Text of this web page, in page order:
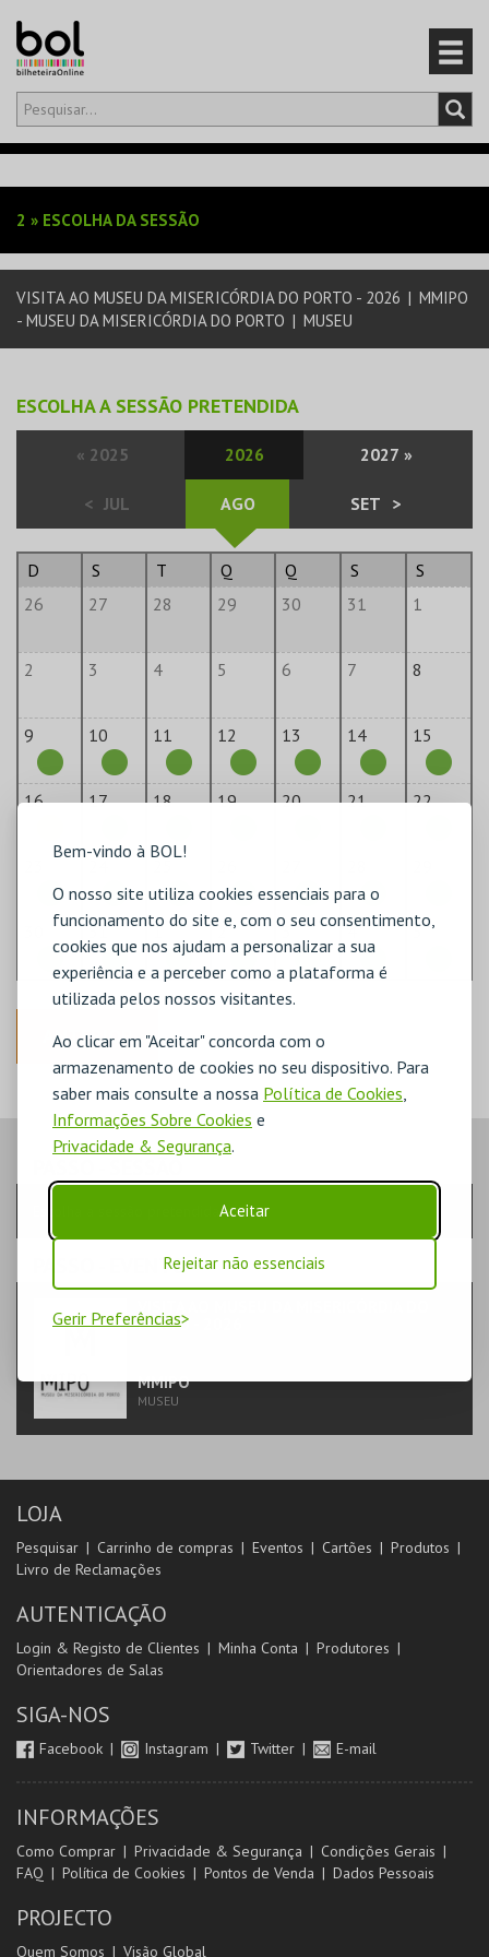
Bem-vindo à BOL!
O nosso site utiliza cookies essenciais para o
funcionamento do site e, com o seu consentimento,
cookies que nos ajudam a personalizar a sua
experiência e a perceber como a plataforma é
utilizada pelos nossos visitantes.
Ao clicar em "Aceitar" concorda com o
armazenamento de cookies no seu dispositivo. Para
saber mais consulte a nossa Política de Cookies
Informações Sobre Cookies e
Privacidade & Segurança.
Aceitar
Rejeitar não essenciais
Gerir Preferências
Olá,iniciar sessão
EVENTOS
CARTÕES
2 » ESCOLHA DA SESSÃO
VISITA AO MUSEU DA MISERICÓRDIA DO PORTO - 2026 | MMIPO
- MUSEU DA MISERICÓRDIA DO PORTO | MUSEU
ESCOLHA A SESSÃO PRETENDIDA
« 2025 2026 2027 »
< JUL AGO SET >
D S T Q Q S
S
26
27 28 29 30 31 1
2 3 4 5 6 7 8
9 10 11 12 13 14 15
16 17 18 19 20 21 22
31 1 2 3 4 5
ANTERIOR
- EVENTO
VISITA AO MUSEU DA MISERICÓRDIA DO
PORTO - 2026
MMIPO
MUSEU
LOJA
Pesquisar Carrinho de compras Eventos Cartões
Produtos
Livro de Reclamações
AUTENTICAÇÃO
Login & Registo de Clientes Minha Conta
Produtores
Orientadores de Salas
SIGA-NOS
Facebook Instagram Twitter E-mail
INFORMAÇÕES
Como Comprar Privacidade & Segurança
Condições Gerais
FAQ
Política de Cookies Pontos de Venda Dados Pessoais
PROJECTO
Quem Somos Visão Global